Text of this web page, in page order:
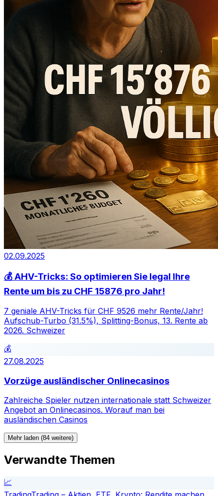
02.09.2025
💰 AHV-Tricks: So optimieren Sie legal Ihre
Rente um bis zu CHF 15876 pro Jahr!
7 geniale AHV-Tricks für CHF 9526 mehr Rente/Jahr!
Aufschub-Turbo (31.5%), Splitting-Bonus, 13. Rente ab
2026. Schweizer
💰
27.08.2025
Vorzüge ausländischer Onlinecasinos
Zahlreiche Spieler nutzen internationale statt Schweizer
Angebot an Onlinecasinos. Worauf man bei
ausländischen Casinos
Mehr laden (84 weitere)
Verwandte Themen
📈